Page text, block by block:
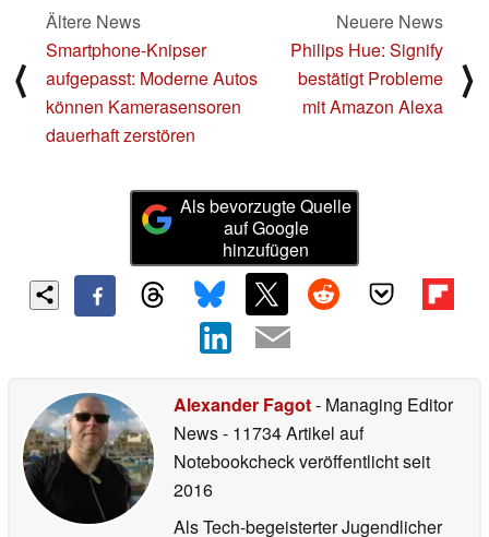
Alle 2 Kommentare lesen
Diesen Artikel kommentieren / Antworten
Ältere News
Smartphone-Knipser
können Kamerasensoren
dauerhaft zerstören
Neuere News
mit Amazon Alexa
Als bevorzugte Quelle
auf Google
hinzufügen
Alexander Fagot
News- 11734 Artikel auf